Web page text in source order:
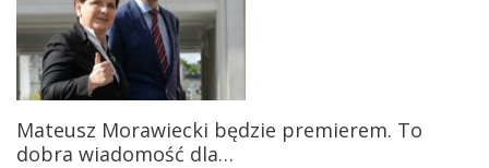
Mateusz Morawiecki będzie premierem. To
dobra wiadomość dla…